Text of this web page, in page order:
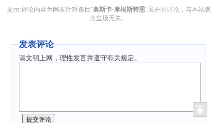
提示:评论内容为网友针对条目"奥斯卡·摩根斯特恩"展开的讨论，与本站观
点立场无关。
发表评论
请文明上网，理性发言并遵守有关规定。